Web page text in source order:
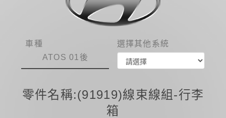
車種
ATOS 01後
選擇其他系統
零件名稱:(91919)線束線組-行李
箱